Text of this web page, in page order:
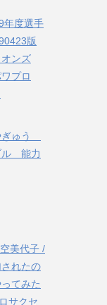
年度選手
版
ンズ
プロ
ゅう
ル 能力
美代子 /
れたの
てみた
サクセ